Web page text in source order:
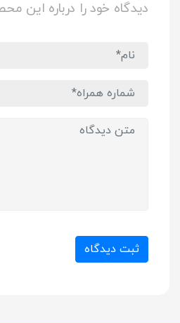
دیدگاه خود را درباره این
ثبت دیدگاه